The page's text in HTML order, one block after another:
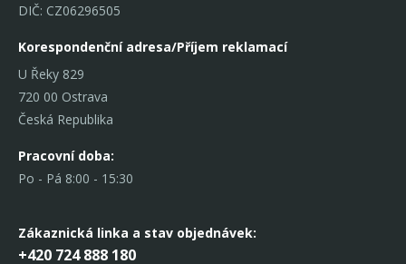
DIČ: CZ06296505
Korespondenční adresa/Příjem reklamací
U Řeky 829
720 00 Ostrava
Česká Republika
Pracovní doba:
Po - Pá 8:00 - 15:30
Zákaznická linka a stav objednávek:
+420 724 888 180